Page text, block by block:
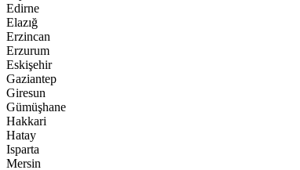
Edirne
Elazığ
Erzincan
Erzurum
Eskişehir
Gaziantep
Giresun
Gümüşhane
Hakkari
Hatay
Isparta
Mersin